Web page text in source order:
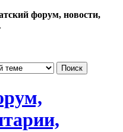
форум, новости,
.